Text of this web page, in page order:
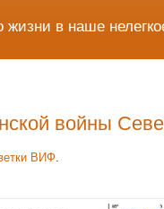
в наше
войны
ВИФ.